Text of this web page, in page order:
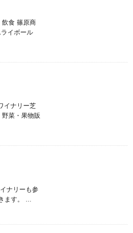
飲食 篠原商
イボール
ナリー芝
・果物販
ナリーも参
ます。 ...